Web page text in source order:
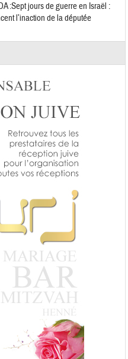
:Sept jours de guerre en Israël :
l’inaction de la députée